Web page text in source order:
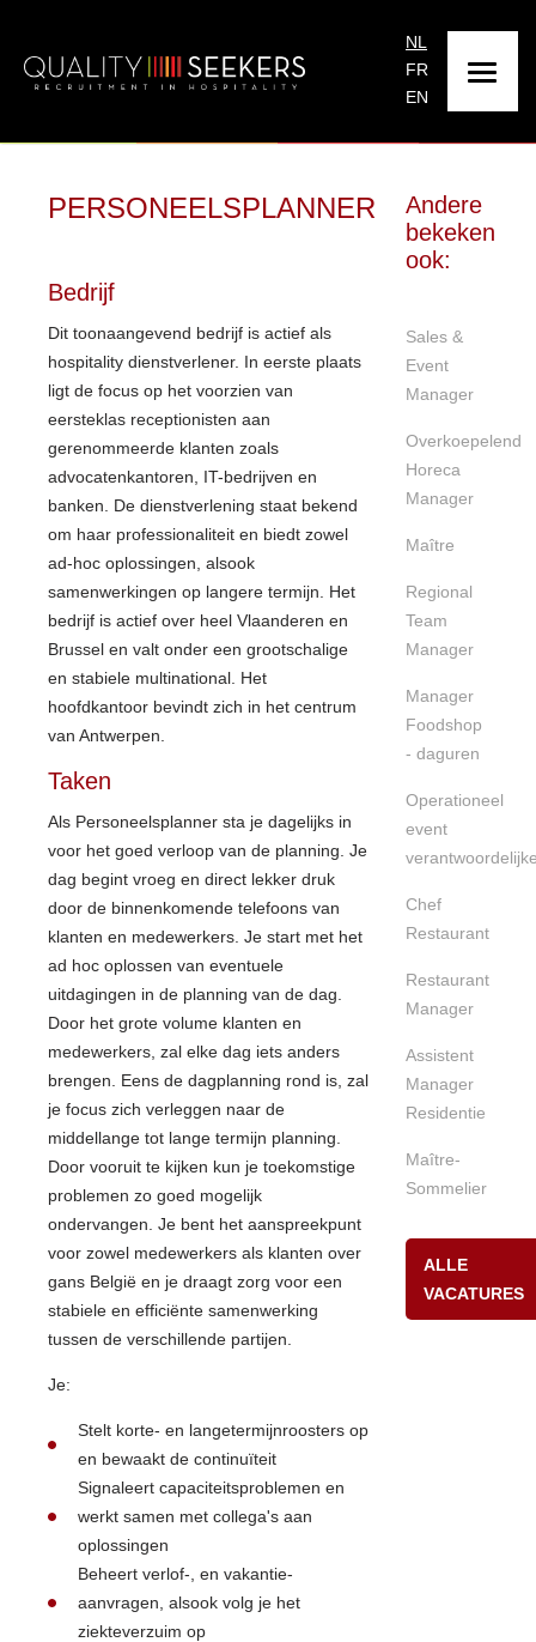
NL
FR
EN
PERSONEELSPLANNER
Bedrijf
Dit toonaangevend bedrijf is actief als
hospitality dienstverlener. In eerste plaats
ligt de focus op het voorzien van
eersteklas receptionisten aan
gerenommeerde klanten zoals
advocatenkantoren, IT-bedrijven en
banken. De dienstverlening staat bekend
om haar professionaliteit en biedt zowel
ad-hoc oplossingen, alsook
samenwerkingen op langere termijn. Het
bedrijf is actief over heel Vlaanderen en
Brussel en valt onder een grootschalige
en stabiele multinational. Het
hoofdkantoor bevindt zich in het centrum
van Antwerpen.
Taken
Als Personeelsplanner sta je dagelijks in
voor het goed verloop van de planning. Je
dag begint vroeg en direct lekker druk
door de binnenkomende telefoons van
klanten en medewerkers. Je start met het
ad hoc oplossen van eventuele
uitdagingen in de planning van de dag.
Door het grote volume klanten en
medewerkers, zal elke dag iets anders
brengen. Eens de dagplanning rond is, zal
je focus zich verleggen naar de
middellange tot lange termijn planning.
Door vooruit te kijken kun je toekomstige
problemen zo goed mogelijk
ondervangen. Je bent het aanspreekpunt
voor zowel medewerkers als klanten over
gans België en je draagt zorg voor een
stabiele en efficiënte samenwerking
tussen de verschillende partijen.
Je:
Stelt korte- en langetermijnroosters op
en bewaakt de continuïteit
Signaleert capaciteitsproblemen en
werkt samen met collega's aan
oplossingen
Beheert verlof-, en vakantie-
aanvragen, alsook volg je het
ziekteverzuim op
Andere
bekeken
ook:
Sales &
Event
Manager
Overkoepelend
Horeca
Manager
Maître
Regional
Team
Manager
Manager
Foodshop
- daguren
Operationeel
event
Chef
Restaurant
Restaurant
Manager
Assistent
Manager
Residentie
Maître-
Sommelier
ALLE
VACATURES